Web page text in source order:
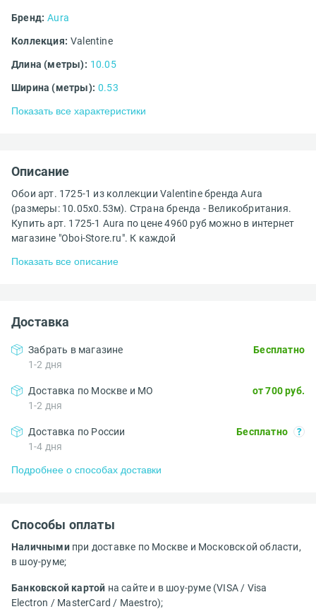
Бренд: Aura
Коллекция: Valentine
Длина (метры): 10.05
Ширина (метры): 0.53
Показать все характеристики
Описание
Обои арт. 1725-1 из коллекции Valentine бренда Aura
(размеры: 10.05х0.53м). Страна бренда - Великобритания.
Купить арт. 1725-1 Aura по цене 4960 руб можно в интернет
магазине "Oboi-Store.ru". К каждой
Показать все описание
Доставка
Забрать в магазине
1-2 дня
Бесплатно
Доставка по Москве и МО
1-2 дня
от 700 руб.
Доставка по России
1-4 дня
Бесплатно
Подробнее о способах доставки
Способы оплаты
Наличнымипри доставке по Москве и Московской области,
в шоу-руме;
Банковской картой на сайте и в шоу-руме (VISA / Visa
Electron / MasterCard / Maestro);